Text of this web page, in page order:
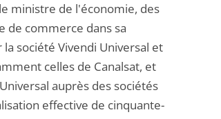
ministre de l'économie, des
de commerce dans sa
société Vivendi Universal et
celles de Canalsat, et
auprès des sociétés
effective de cinquante-